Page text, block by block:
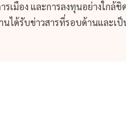
เมือง และการลงทุนอย่างใกล้ชิ
นได้รับข่าวสารที่รอบด้านและเป็